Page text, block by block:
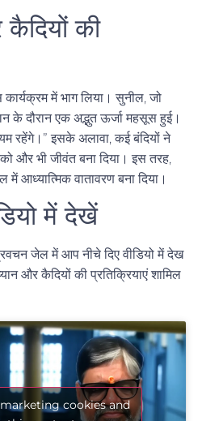
की
में भाग लिया। सुनील, जो
के दौरान एक अद्भुत ऊर्जा महसूस हुई।
रहेंगे।” इसके अलावा, कई बंदियों ने
और भी जीवंत बना दिया। इस तरह,
आध्यात्मिक वातावरण बना दिया।
में देखें
जेल मेंआप नीचे दिए वीडियो में देख
और कैदियों की प्रतिक्रियाएं शामिल
cookies and